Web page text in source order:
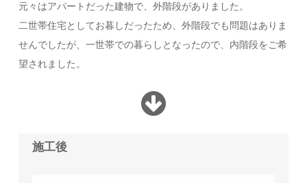
元々はアパートだった建物で、外階段がありました。
二世帯住宅としてお暮しだったため、外階段でも問題はありま
せんでしたが、一世帯での暮らしとなったので、内階段をご希
望されました。
施工後